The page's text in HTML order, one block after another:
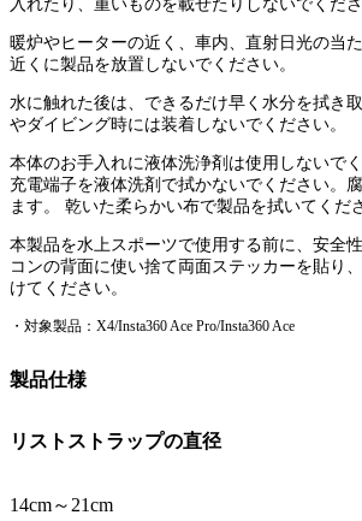
入れたり、重いものを載せたりしないでくださ
暖炉やヒーターの近く、車内、直射日光の当
近くに製品を放置しないでください。
水に触れた後は、できるだけ早く水分を拭き
やダイビング時には装着しないでください。
本体のお手入れに液体洗浄剤は使用しないで
充電端子を液体洗剤で拭かないでください。
ます。 乾いた柔らかい布で製品を拭いてくだ
本製品を水上スポーツで使用する前に、安全
コンの背面に使い捨て両面ステッカーを貼り
けてください。
・対象製品：X4/Insta360 Ace Pro/Insta360 Ace
製品仕様
リストストラップの直径
14cm～21cm